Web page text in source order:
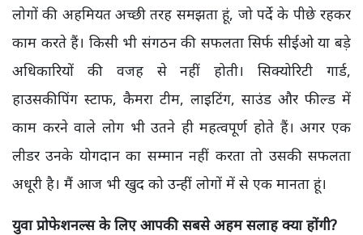
लोगों की अहमियत अच्छी तरह समझता हूं, जो पर्दे के पीछे रहकर
काम करते हैं। किसी भी संगठन की सफलता सिर्फ सीईओ या बड़े
अधिकारियों की वजह से नहीं होती। सिक्योरिटी गार्ड,
हाउसकीपिंग स्टाफ, कैमरा टीम, लाइटिंग, साउंड और फील्ड में
काम करने वाले लोग भी उतने ही महत्वपूर्ण होते हैं। अगर एक
लीडर उनके योगदान का सम्मान नहीं करता तो उसकी सफलता
अधूरी है। मैं आज भी खुद को उन्हीं लोगों में से एक मानता हूं।
युवा प्रोफेशनल्स के लिए आपकी सबसे अहम सलाह क्या होंगी?